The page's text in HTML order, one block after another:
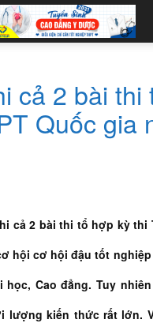
cả 2 bài thi
Quốc gia
cả 2 bài thi tổ hợp kỳ thi
hội cơ hội đậu tốt
học, Cao đẳng. Tuy
lượng kiến thức rất lớn.